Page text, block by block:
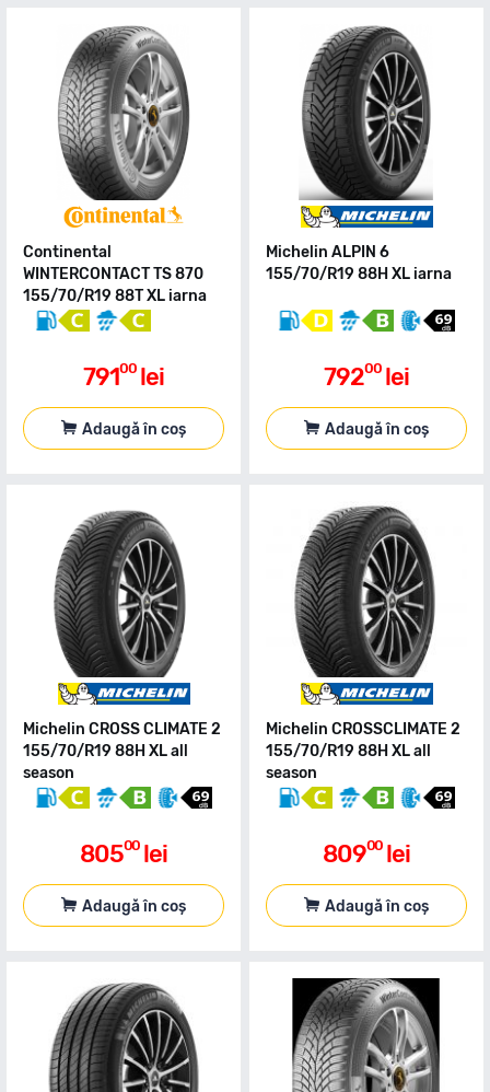
Continental
WINTERCONTACT TS 870
155/70/R19 88T XL iarna
79100 lei
Adaugă în coș
Michelin ALPIN 6
155/70/R19 88H XL iarna
79200 lei
Adaugă în coș
Michelin CROSS CLIMATE 2
155/70/R19 88H XL all
season
80500 lei
Adaugă în coș
Michelin CROSSCLIMATE 2
155/70/R19 88H XL all
season
80900 lei
Adaugă în coș